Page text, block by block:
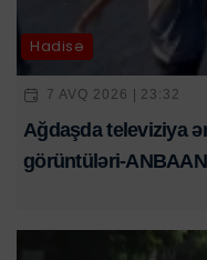
Hadisə
7 AVQ 2026 | 23:32
Ağdaşda televiziya
görüntüləri-